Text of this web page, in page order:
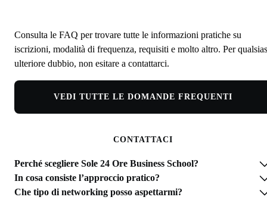
Consulta le FAQ per trovare tutte le informazioni pratiche su
iscrizioni, modalità di frequenza, requisiti e molto altro. Per
ulteriore dubbio, non esitare a contattarci.
VEDI TUTTE LE DOMANDE FREQUENTI
CONTATTACI
Perché scegliere Sole 24 Ore Business School?
In cosa consiste l’approccio pratico?
Che tipo di networking posso aspettarmi?